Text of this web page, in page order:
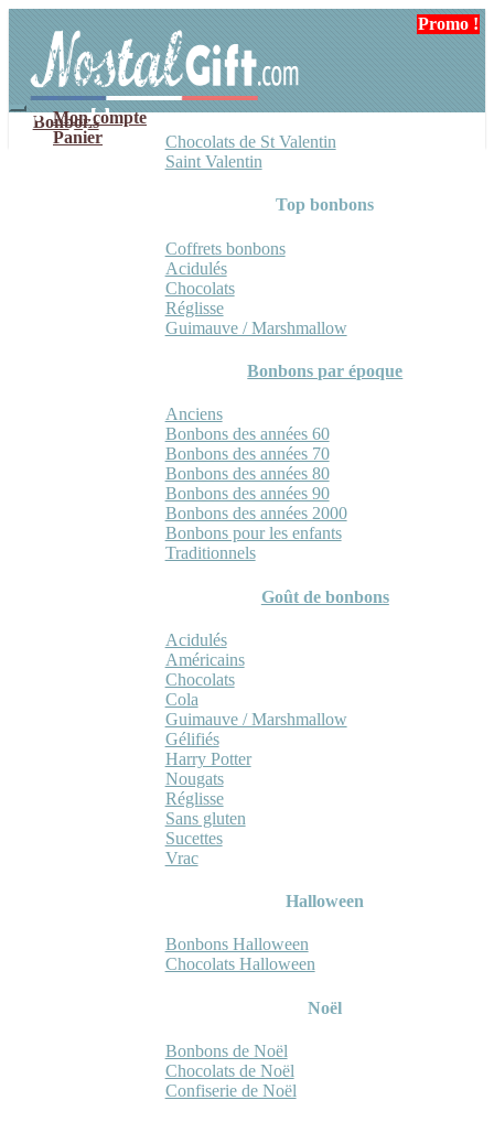
navigation
contenu
Mon compte
Panier
Bonbons
Chocolats de St Valentin
Saint Valentin
Top bonbons
Coffrets bonbons
Acidulés
Chocolats
Réglisse
Guimauve / Marshmallow
Bonbons par époque
Anciens
Bonbons des années 60
Bonbons des années 70
Bonbons des années 80
Bonbons des années 90
Bonbons des années 2000
Bonbons pour les enfants
Traditionnels
Goût de bonbons
Acidulés
Américains
Chocolats
Cola
Guimauve / Marshmallow
Gélifiés
Harry Potter
Nougats
Réglisse
Sans gluten
Sucettes
Vrac
Halloween
Bonbons Halloween
Chocolats Halloween
Noël
Bonbons de Noël
Chocolats de Noël
Confiserie de Noël
Promo !